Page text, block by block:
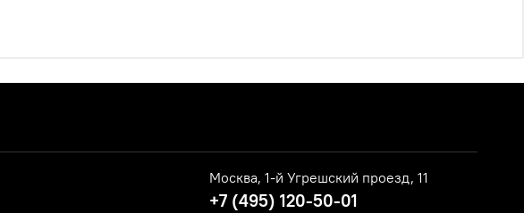
Москва, 1-й Угрешский проезд, 11
+7 (495) 120-50-01